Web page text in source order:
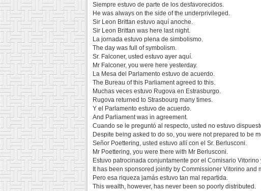
Siempre estuvo de parte de los desfavorecidos.
He was always on the side of the underprivileged.
Sir Leon Brittan estuvo aquí anoche.
Sir Leon Brittan was here last night.
La jornada estuvo plena de simbolismo.
The day was full of symbolism.
Sr. Falconer, usted estuvo ayer aquí.
Mr Falconer, you were here yesterday.
La Mesa del Parlamento estuvo de acuerdo.
The Bureau of this Parliament agreed to this.
Muchas veces estuvo Rugova en Estrasburgo.
Rugova returned to Strasbourg many times.
Y el Parlamento estuvo de acuerdo.
And Parliament was in agreement.
Cuando se le preguntó al respecto, usted no estuvo
Despite being asked to do so, you were not prepared to be
Señor Poettering, usted estuvo allí con el Sr. Berlusconi.
Mr Poettering, you were there with Mr Berlusconi.
Estuvo patrocinada conjuntamente por el Comisario Vitorino
It has been sponsored jointly by Commissioner Vitorino and
Pero esa riqueza jamás estuvo tan mal repartida.
This wealth, however, has never been so poorly distributed.